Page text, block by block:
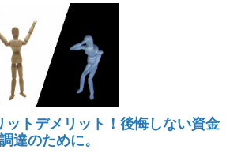
トデメリット！後悔しない資金
調達のために。